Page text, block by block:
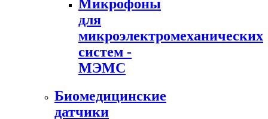
Микрофоны
для
микроэлектромеханических
систем -
МЭМС
Биомедицинские
датчики